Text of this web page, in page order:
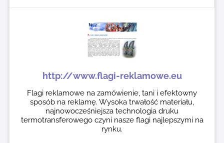
http://www.flagi-reklamowe.eu
Flagi reklamowe na zamówienie, tani i efektowny
sposób na reklamę. Wysoka trwałość materiału,
najnowocześniejsza technologia druku
termotransferowego czyni nasze flagi najlepszymi na
rynku.